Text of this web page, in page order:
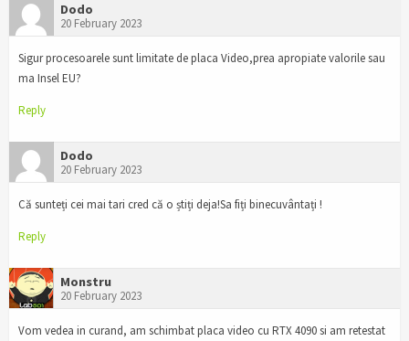
Dodo
20 February 2023
Sigur procesoarele sunt limitate de placa Video,prea apropiate valorile sau
ma Insel EU?
Reply
Dodo
20 February 2023
Că sunteți cei mai tari cred că o știți deja!Sa fiți binecuvântați !
Reply
Monstru
20 February 2023
Vom vedea in curand, am schimbat placa video cu RTX 4090 si am retestat